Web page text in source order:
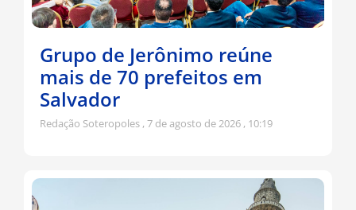
Grupo de Jerônimo reúne
mais de 70 prefeitos em
Salvador
Redação Soteropoles 7 de agosto de 2026 10:19